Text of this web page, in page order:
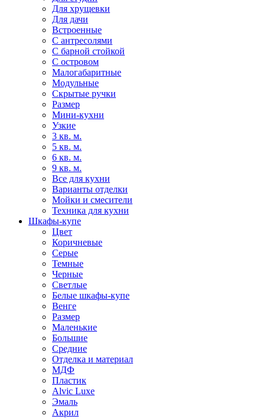
Для хрущевки
Для дачи
Встроенные
С антресолями
С барной стойкой
С островом
Малогабаритные
Модульные
Скрытые ручки
Размер
Мини-кухни
Узкие
3 кв. м.
5 кв. м.
6 кв. м.
9 кв. м.
Все для кухни
Варианты отделки
Мойки и смесители
Техника для кухни
Шкафы-купе
Цвет
Коричневые
Серые
Темные
Черные
Светлые
Белые шкафы-купе
Венге
Размер
Маленькие
Большие
Средние
Отделка и материал
МДФ
Пластик
Alvic Luxe
Эмаль
Акрил